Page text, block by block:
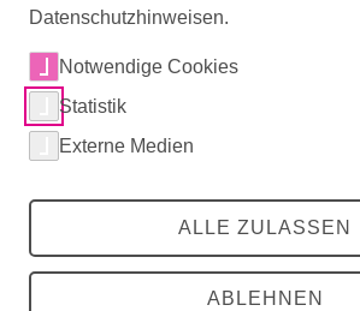
shareTeilen
Mitradeln
RadKULTUR-Angebote
Die Initiative
zurück
Mitradeln
RadROUTENPLANER
zurück
RadKULTUR-Angebote
RadKULTUR für AGFK-Kommunen
Buchungsplattform
zurück
Die Initiative
Datenschutzhinweisen.
Notwendige Cookies
Statistik
Externe Medien
ALLE ZULASSEN
ABLEHNEN